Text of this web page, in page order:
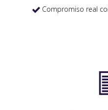
 Compromiso real